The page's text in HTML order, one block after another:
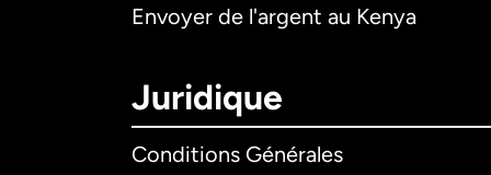
Envoyer de l'argent au Kenya
Juridique
Conditions Générales